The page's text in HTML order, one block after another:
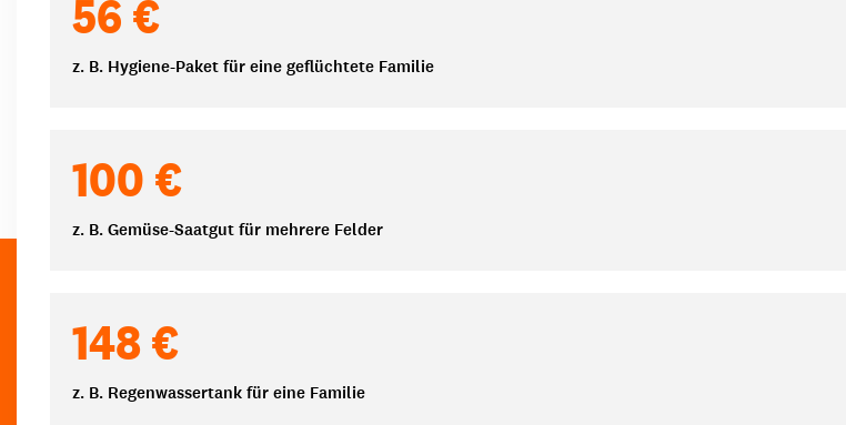
56 €
z. B. Hygiene-Paket für eine geflüchtete Familie
100 €
z. B. Gemüse-Saatgut für mehrere Felder
148 €
z. B. Regenwassertank für eine Familie